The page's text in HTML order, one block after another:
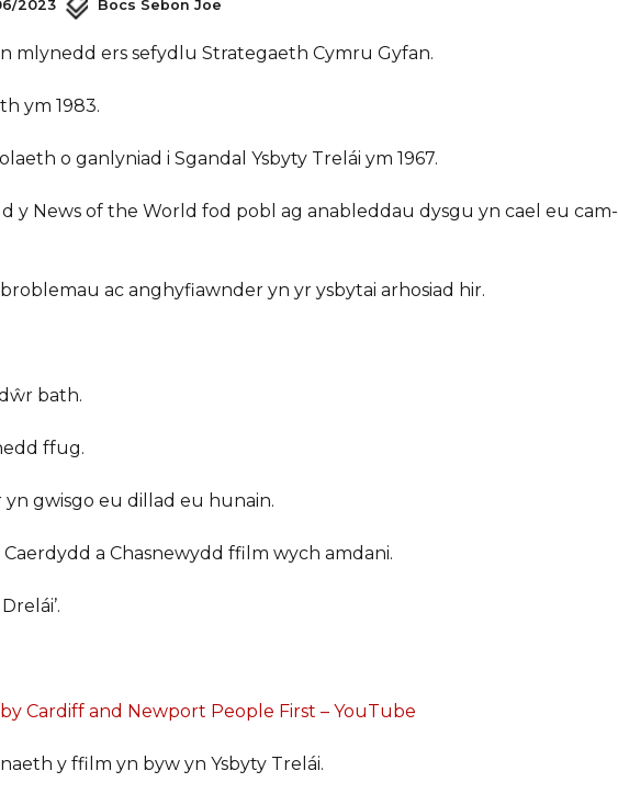
2023 Bocs Sebon Joe
mlynedd ers sefydlu Strategaeth Cymru Gyfan.
ym 1983.
o ganlyniad i Sgandal Ysbyty Trelái ym 1967.
y News of the World fod pobl ag anableddau dysgu yn cael eu cam-
ac anghyfiawnder yn yr ysbytai arhosiad hir.
bath.
ffug.
yn gwisgo eu dillad eu hunain.
a Chasnewydd ffilm wych amdani.
Cardiff and Newport People First – YouTube
y ffilm yn byw yn Ysbyty Trelái.